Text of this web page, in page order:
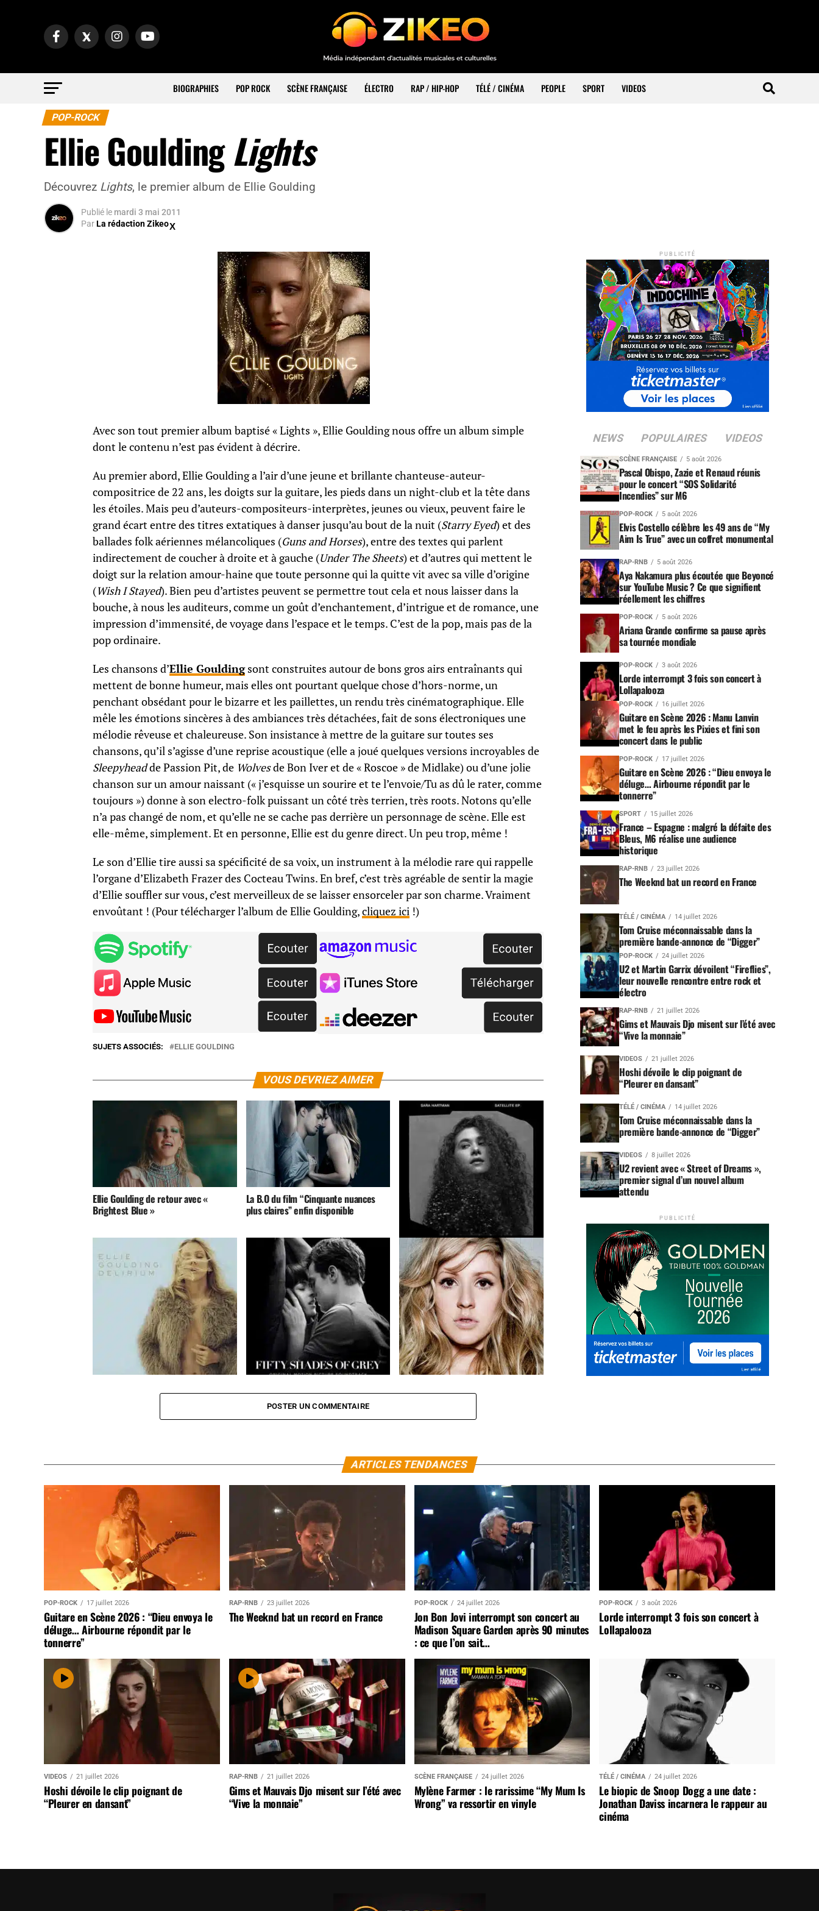
BIOGRAPHIES POP ROCK SCÈNE FRANÇAISE ÉLECTRO RAP / HIP-HOP TÉLÉ / CINÉMA PEOPLE SPORT VIDEOS
POP-ROCK
Ellie GouldingLights
Découvrez Lights, le premier album de Ellie Goulding
Publié le mardi 3 mai 2011
ParLa rédaction Zikeo
Avec son tout premier album baptisé « Lights », Ellie Goulding nous offre un album simple
dont le contenu n’est pas évident à décrire.
Au premier abord, Ellie Goulding a l’air d’une jeune et brillante chanteuse-auteur-
compositrice de 22 ans, les doigts sur la guitare, les pieds dans un night-club et la tête dans
les étoiles. Mais peu d’auteurs-compositeurs-interprètes, jeunes ou vieux, peuvent faire le
grand écart entre des titres extatiques à danser jusqu’au bout de la nuit (Starry Eyed) et des
ballades folk aériennes mélancoliques (Guns and Horses), entre des textes qui parlent
indirectement de coucher à droite et à gauche (Under The Sheets) et d’autres qui mettent le
doigt sur la relation amour-haine que toute personne qui la quitte vit avec sa ville d’origine
(Wish I Stayed). Bien peu d’artistes peuvent se permettre tout cela et nous laisser dans la
bouche, à nous les auditeurs, comme un goût d’enchantement, d’intrigue et de romance, une
impression d’immensité, de voyage dans l’espace et le temps. C’est de la pop, mais pas de la
pop ordinaire.
Les chansons d’Ellie Gouldingsont construites autour de bons gros airs entraînants qui
mettent de bonne humeur, mais elles ont pourtant quelque chose d’hors-norme, un
penchant obsédant pour le bizarre et les paillettes, un rendu très cinématographique. Elle
mêle les émotions sincères à des ambiances très détachées, fait de sons électroniques une
mélodie rêveuse et chaleureuse. Son insistance à mettre de la guitare sur toutes ses
chansons, qu’il s’agisse d’une reprise acoustique (elle a joué quelques versions incroyables de
Sleepyheadde Passion Pit, de Wolvesde Bon Iver et de « Roscoe » de Midlake) ou d’une jolie
chanson sur un amour naissant (« j’esquisse un sourire et te l’envoie/Tu as dû le rater, comme
toujours ») donne à son electro-folk puissant un côté très terrien, très roots. Notons qu’elle
n’a pas changé de nom, et qu’elle ne se cache pas derrière un personnage de scène. Elle est
elle-même, simplement. Et en personne, Ellie est du genre direct. Un peu trop, même !
Le son d’Ellie tire aussi sa spécificité de sa voix, un instrument à la mélodie rare qui rappelle
l’organe d’Elizabeth Frazer des Cocteau Twins. En bref, c’est très agréable de sentir la magie
d’Ellie souffler sur vous, c’est merveilleux de se laisser ensorceler par son charme. Vraiment
envoûtant ! (Pour télécharger l’album de Ellie Goulding,cliquez ici !)
SUJETS ASSOCIÉS: ELLIE GOULDING
VOUS DEVRIEZ AIMER
Ellie Goulding de retour avec «
Brightest Blue »
La B.O du film “Cinquante nuances
plus claires” enfin disponible
Sara Hartman dévoile son premier EP
POSTER UN COMMENTAIRE
PUBLICITÉ
NEWS POPULAIRES VIDEOS
SCÈNE FRANÇAISE 5 août 2026
Pascal Obispo, Zazie et Renaud réunis
pour le concert “SOS Solidarité
Incendies” sur M6
POP-ROCK 5 août 2026
Elvis Costello célèbre les 49 ans de “My
Aim Is True” avec un coffret monumental
RAP-RNB 5 août 2026
Aya Nakamura plus écoutée que Beyoncé
sur YouTube Music ? Ce que signifient
réellement les chiffres
POP-ROCK 5 août 2026
Ariana Grande confirme sa pause après
sa tournée mondiale
POP-ROCK 3 août 2026
Lorde interrompt 3 fois son concert à
Lollapalooza
POP-ROCK 16 juillet 2026
Guitare en Scène 2026 : Manu Lanvin
met le feu après les Pixies et fini son
concert dans le public
POP-ROCK 17 juillet 2026
Guitare en Scène 2026 : “Dieu envoya le
déluge… Airbourne répondit par le
tonnerre”
SPORT 15 juillet 2026
France – Espagne : malgré la défaite des
Bleus, M6 réalise une audience
historique
RAP-RNB 23 juillet 2026
The Weeknd bat un record en France
TÉLÉ / CINÉMA 14 juillet 2026
Tom Cruise méconnaissable dans la
première bande-annonce de “Digger”
POP-ROCK 24 juillet 2026
U2 et Martin Garrix dévoilent “Fireflies”,
leur nouvelle rencontre entre rock et
électro
RAP-RNB 21 juillet 2026
Gims et Mauvais Djo misent sur l’été avec
“Vive la monnaie”
VIDEOS 21 juillet 2026
Hoshi dévoile le clip poignant de
“Pleurer en dansant”
TÉLÉ / CINÉMA 14 juillet 2026
Tom Cruise méconnaissable dans la
première bande-annonce de “Digger”
VIDEOS 8 juillet 2026
U2 revient avec « Street of Dreams »,
premier signal d’un nouvel album
attendu
PUBLICITÉ
ARTICLES TENDANCES
POP-ROCK 17 juillet 2026
Guitare en Scène 2026 : “Dieu envoya le
déluge… Airbourne répondit par le
tonnerre”
RAP-RNB 23 juillet 2026
The Weeknd bat un record en France
POP-ROCK 24 juillet 2026
Jon Bon Jovi interrompt son concert au
Madison Square Garden après 90 minutes
: ce que l’on sait…
POP-ROCK 3 août 2026
Lorde interrompt 3 fois son concert à
Lollapalooza
VIDEOS 21 juillet 2026
Hoshi dévoile le clip poignant de
“Pleurer en dansant”
RAP-RNB 21 juillet 2026
Gims et Mauvais Djo misent sur l’été avec
“Vive la monnaie”
SCÈNE FRANÇAISE 24 juillet 2026
Mylène Farmer : le rarissime “My Mum Is
Wrong” va ressortir en vinyle
TÉLÉ / CINÉMA 24 juillet 2026
Le biopic de Snoop Dogg a une date :
Jonathan Daviss incarnera le rappeur au
cinéma